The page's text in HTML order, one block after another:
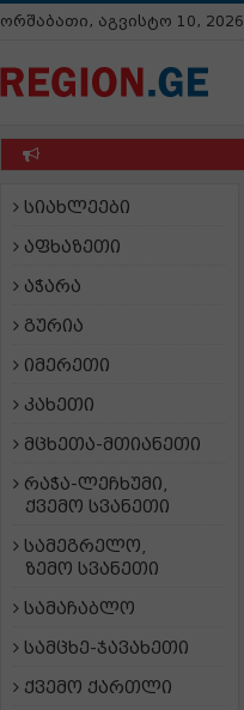
ორშაბათი, აგვისტო 10, 2026
სიახლეები
აფხაზეთი
აჭარა
გურია
იმერეთი
კახეთი
მცხეთა-მთიანეთი
რაჭა-ლეჩხუმი,
ქვემო სვანეთი
სამეგრელო,
ზემო სვანეთი
სამაჩაბლო
სამცხე-ჯავახეთი
ქვემო ქართლი